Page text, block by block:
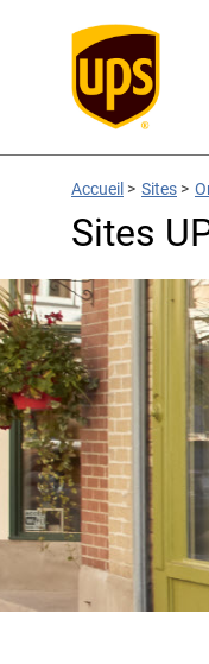
Accueil > Sites >
Sites